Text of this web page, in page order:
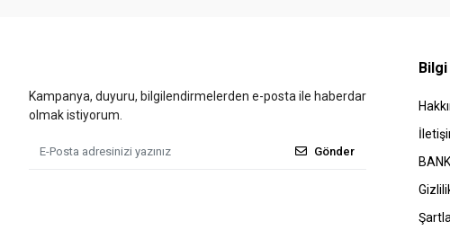
Kampanya, duyuru, bilgilendirmelerden e-posta ile haberdar
olmak istiyorum.
Gönder
Bilgi